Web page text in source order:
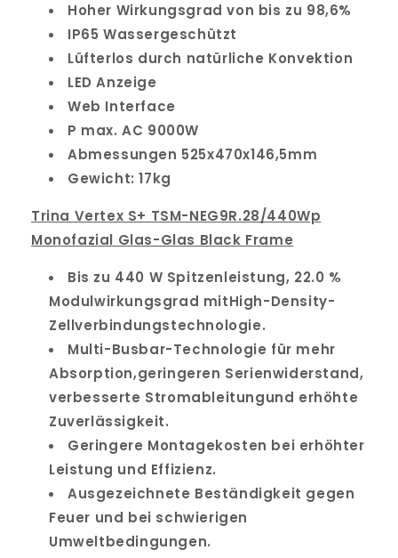
Hoher Wirkungsgrad von bis zu 98,6%
IP65 Wassergeschützt
Lüfterlos durch natürliche Konvektion
LED Anzeige
Web Interface
P max. AC 9000W
Abmessungen 525x470x146,5mm
Gewicht: 17kg
Trina Vertex S+ TSM-NEG9R.28/440Wp
Monofazial Glas-Glas Black Frame
Bis zu 440 W Spitzenleistung, 22.0 %
Modulwirkungsgrad mitHigh-Density-
Zellverbindungstechnologie.
Multi-Busbar-Technologie für mehr
Absorption,geringeren Serienwiderstand,
verbesserte Stromableitungund erhöhte
Zuverlässigkeit.
Geringere Montagekosten bei erhöhter
Leistung und Effizienz.
Ausgezeichnete Beständigkeit gegen
Feuer und bei schwierigen
Umweltbedingungen.